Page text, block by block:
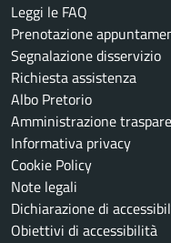
Leggi le FAQ
Prenotazione
Segnalazione disservizio
Richiesta assistenza
Albo Pretorio
Amministrazione
Informativa privacy
Cookie Policy
Note legali
Dichiarazione di
Obiettivi di accessibilità